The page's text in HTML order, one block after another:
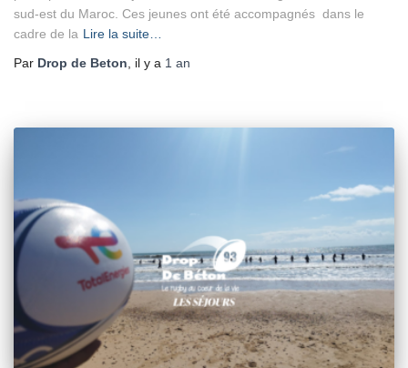
sud-est du Maroc. Ces jeunes ont été accompagnés dans le
cadre de la Lire la suite…
Par Drop de Beton , il y a 1 an